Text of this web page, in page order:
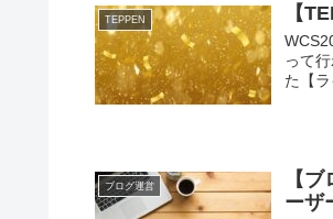
TEPPEN 【
って
た【
ブログ運営
【
ーザ